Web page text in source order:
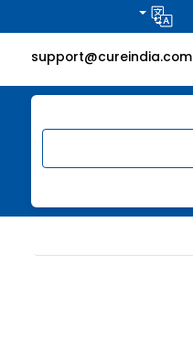
support@cureindia.com